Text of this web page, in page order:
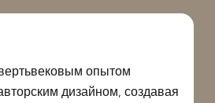
опытом
дизайном, создавая